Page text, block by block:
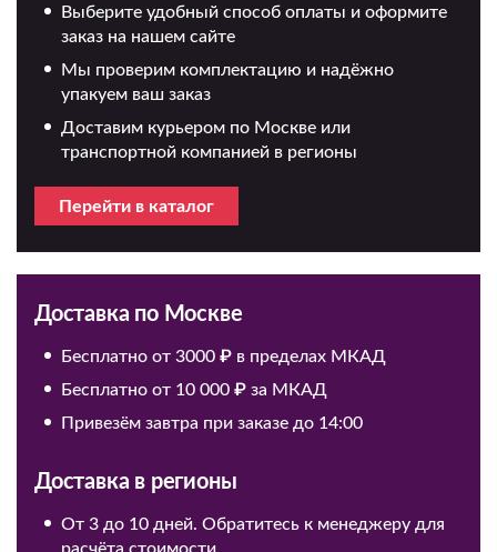
Выберите удобный способ оплаты и оформите
заказ на нашем сайте
Мы проверим комплектацию и надёжно
упакуем ваш заказ
Доставим курьером по Москве или
транспортной компанией в регионы
Перейти в каталог
Доставка по Москве
Бесплатно от 3000 ₽ в пределах МКАД
Бесплатно от 10 000 ₽ за МКАД
Привезём завтра при заказе до 14:00
Доставка в регионы
От 3 до 10 дней. Обратитесь к менеджеру для